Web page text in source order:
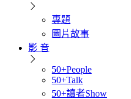
專題
圖片故事
影 音
50+People
50+Talk
50+讀者Show